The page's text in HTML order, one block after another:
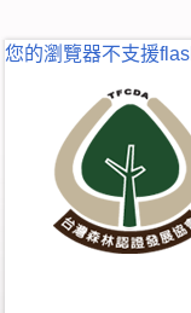
您的瀏覽器不支援